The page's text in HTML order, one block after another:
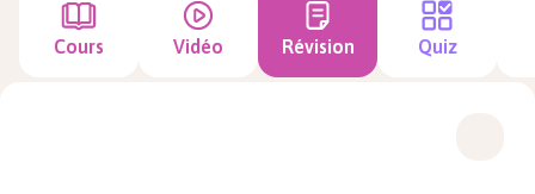
Cours Vidéo Révision Quiz